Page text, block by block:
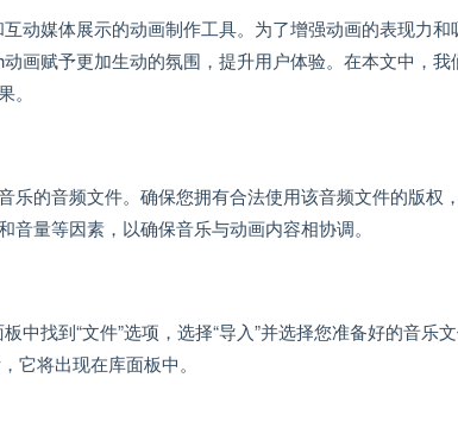
动媒体展示的动画制作工具。为了增强动画的表现力
画赋予更加生动的氛围，提升用户体验。在本文中，
乐的音频文件。确保您拥有合法使用该音频文件的版权
量等因素，以确保音乐与动画内容相协调。
中找到“文件”选项，选择“导入”并选择您准备好的音乐
它将出现在库面板中。